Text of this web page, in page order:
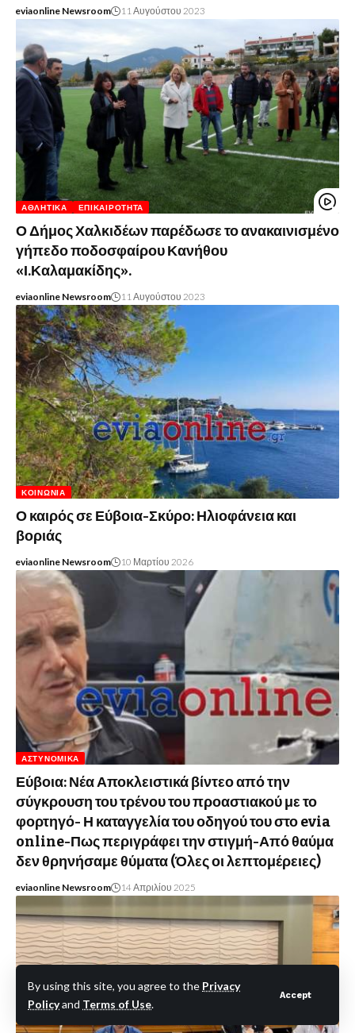
By using this site, you agree to the Privacy
Policyand Terms of Use.
Accept
eviaonline Newsroom 11 Αυγούστου 2023
ΑΘΛΗΤΙΚΆ ΕΠΙΚΑΙΡΌΤΗΤΑ
Ο Δήμος Χαλκιδέων παρέδωσε το ανακαινισμένο
γήπεδο ποδοσφαίρου Κανήθου
«Ι.Καλαμακίδης».
eviaonline Newsroom 11 Αυγούστου 2023
ΚΟΙΝΩΝΊΑ
Ο καιρός σε Εύβοια-Σκύρο: Ηλιοφάνεια και
βοριάς
eviaonline Newsroom 10 Μαρτίου 2026
ΑΣΤΥΝΟΜΙΚΆ
Εύβοια: Νέα Αποκλειστικά βίντεο από την
σύγκρουση του τρένου του προαστιακού με το
φορτηγό- Η καταγγελία του οδηγού του στο evia
online-Πως περιγράφει την στιγμή-Από θαύμα
δεν θρηνήσαμε θύματα (Όλες οι λεπτομέρειες)
eviaonline Newsroom 14 Απριλίου 2025